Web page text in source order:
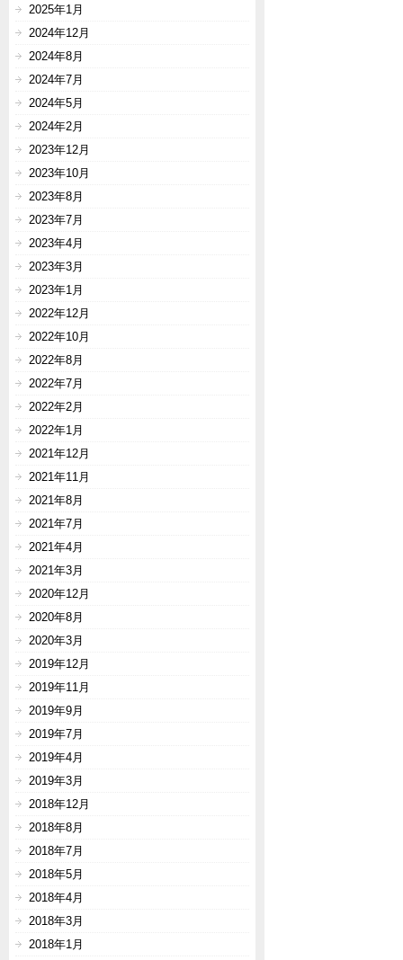
2025年1月
2024年12月
2024年8月
2024年7月
2024年5月
2024年2月
2023年12月
2023年10月
2023年8月
2023年7月
2023年4月
2023年3月
2023年1月
2022年12月
2022年10月
2022年8月
2022年7月
2022年2月
2022年1月
2021年12月
2021年11月
2021年8月
2021年7月
2021年4月
2021年3月
2020年12月
2020年8月
2020年3月
2019年12月
2019年11月
2019年9月
2019年7月
2019年4月
2019年3月
2018年12月
2018年8月
2018年7月
2018年5月
2018年4月
2018年3月
2018年1月